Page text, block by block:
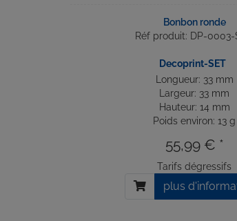
Bonbon ronde
Réf produit: DP-0003-
Decoprint-SET
Longueur: 33 mm
Largeur: 33 mm
Hauteur: 14 mm
Poids environ: 13 g
55,99 € *
Tarifs dégressifs
plus